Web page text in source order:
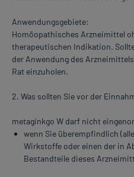
Anwendungsgebiete:
Homöopathisches Arzneimittel
therapeutischen Indikation.
der Anwendung des
Rat einzuholen.
2. Was sollten Sie vor der
metaginkgo W darf nicht
wenn Sie überempfindlich
Wirkstoffe oder einen der in
Bestandteile dieses